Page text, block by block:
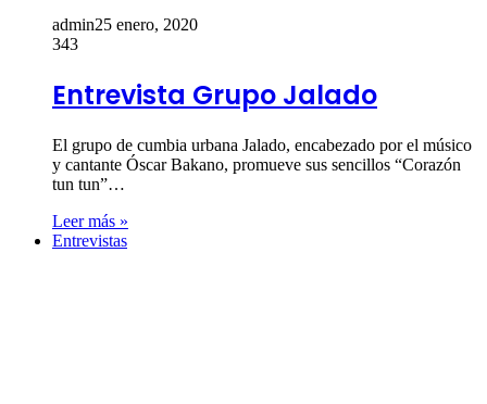
admin25 enero, 2020
343
Entrevista Grupo Jalado
El grupo de cumbia urbana Jalado, encabezado por el músico
y cantante Óscar Bakano, promueve sus sencillos “Corazón
tun tun”…
Leer más »
Entrevistas